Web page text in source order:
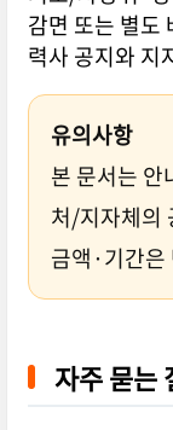
감면 또는 별도
력사 공지와 지
유의사항
본 문서는 안
처/지자체의
금액·기간은
자주 묻는